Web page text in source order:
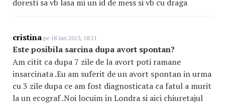
doresti sa vb lasa mi un id de mess si vb cu draga
cristina pe 18 Ian 2013, 18:21
Este posibila sarcina dupa avort spontan?
Am citit ca dupa 7 zile de la avort poti ramane
insarcinata .Eu am suferit de un avort spontan in urma
cu 3 zile dupa ce am fost diagnosticata ca fatul a murit
la un ecograf .Noi locuim in Londra si aici chiuretajul